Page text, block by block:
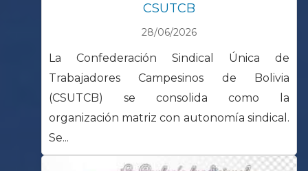
CSUTCB
28/06/2026
La Confederación Sindical Única de
Trabajadores Campesinos de Bolivia
(CSUTCB) se consolida como la
organización matriz con autonomía sindical.
Se...